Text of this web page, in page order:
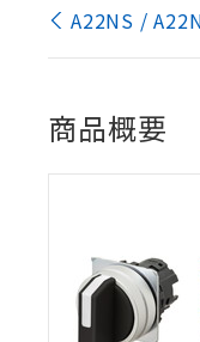
A22NS /
商品概要